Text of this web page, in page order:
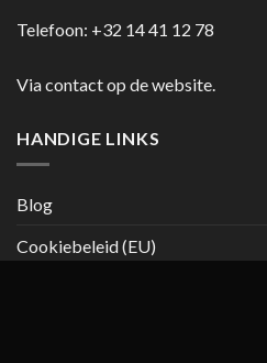
Telefoon: +32 14 41 12 78
Via contact op de website.
HANDIGE LINKS
Blog
Cookiebeleid (EU)